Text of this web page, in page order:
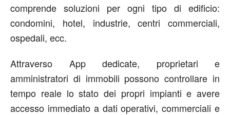
comprende soluzioni per ogni tipo di edificio:
condomini, hotel, industrie, centri commerciali,
ospedali, ecc.
Attraverso App dedicate, proprietari e
amministratori di immobili possono controllare in
tempo reale lo stato dei propri impianti e avere
accesso immediato a dati operativi, commerciali e